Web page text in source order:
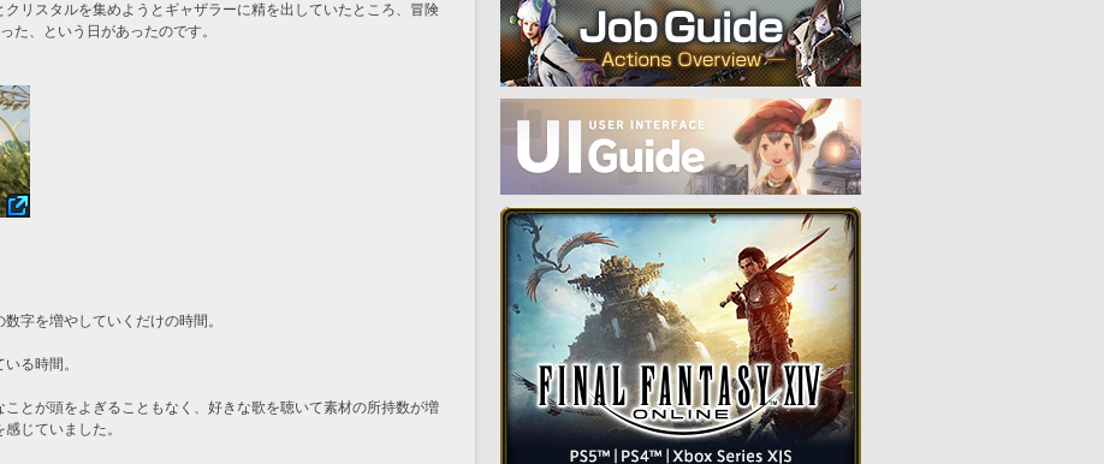
リスタルを集めようとギャザラーに精を出していたところ、冒険
た、という日があったのです。
字を増やしていくだけの時間。
る時間。
とが頭をよぎることもなく、好きな歌を聴いて素材の所持数が増
じていました。